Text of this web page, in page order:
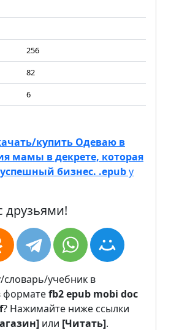
256
82
6
купить Одеваю в
мамы в декрете, которая
бизнес. .epubу
друзьями!
словарь/учебник в
форматеfb2epub mobi doc
? Нажимайте ниже ссылки
или [Читать].